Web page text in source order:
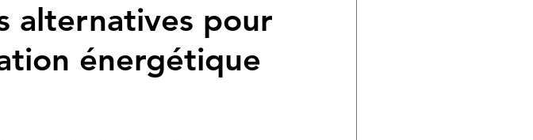
alternatives pour
énergétique